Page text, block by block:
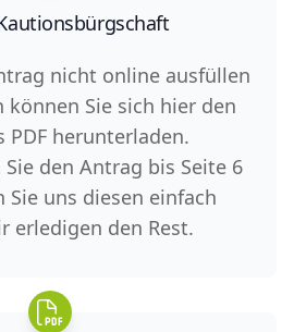
nicht online ausfüllen
können Sie sich hier den
PDF herunterladen.
den Antrag bis Seite 6
Sie uns diesen einfach
erledigen den Rest.